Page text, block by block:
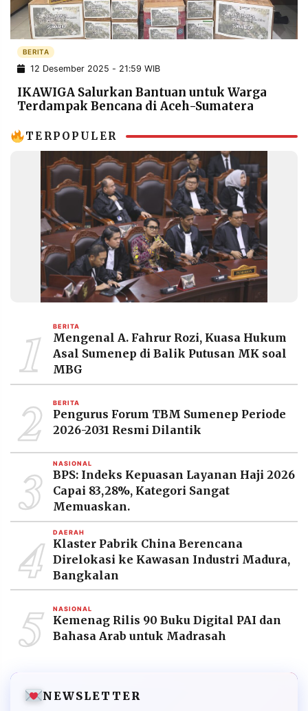
POLICY WARGA
INFORMASI
IKLAN
KIRIM
PENGADUAN TERM
OF
SERVICE
IKUTI
PRAMUDITA
2026
PT.
MEDIA
PRAMUDITA
BERITA
12 Desember 2025 - 21:59 WIB
IKAWIGA Salurkan Bantuan untuk Warga
Terdampak Bencana di Aceh-Sumatera
TERPOPULER
1 BERITA
Mengenal A. Fahrur Rozi, Kuasa Hukum
Asal Sumenep di Balik Putusan MK soal
MBG
2 BERITA
Pengurus Forum TBM Sumenep Periode
2026-2031 Resmi Dilantik
3 NASIONAL
BPS: Indeks Kepuasan Layanan Haji 2026
Capai 83,28%, Kategori Sangat
Memuaskan.
4 DAERAH
Klaster Pabrik China Berencana
Direlokasi ke Kawasan Industri Madura,
Bangkalan
5 NASIONAL
Kemenag Rilis 90 Buku Digital PAI dan
Bahasa Arab untuk Madrasah
NEWSLETTER